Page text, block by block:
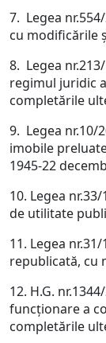
7. Legea
cu modificările
8. Legea
regimul juridic
completările
9. Legea nr.10/
imobile
1945-22
10. Legea
de utilitate
11. Legea
republicată, cu
12. H.G.
funcţionare a
completările